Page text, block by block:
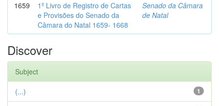
1659
1º Livro de Registro de Cartas
e Provisões do Senado da
Câmara do Natal 1659- 1668
Senado da Câmara
de Natal
Discover
Subject
1
(...)